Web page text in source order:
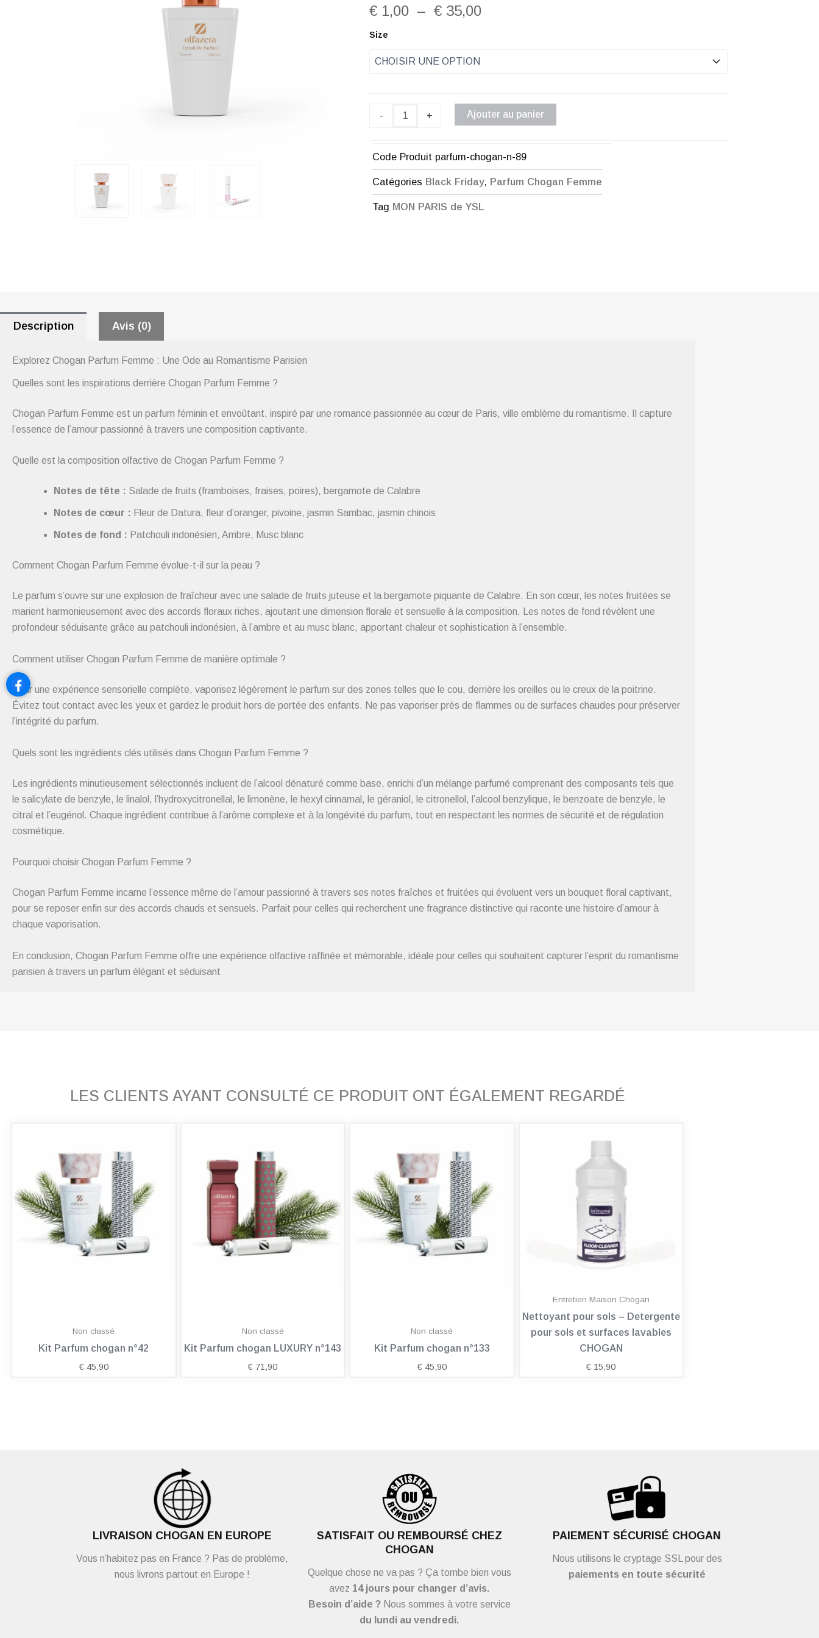
€ 1,00 – € 35,00Plage
à
€ 35,00
Size
-
quantité
Parfum
Chogan
+ Ajouter au panier
Code Produit parfum-chogan-n-89
Catégories Black Friday, Parfum Chogan Femme
Tag MON PARIS de YSL
Description Avis (0)
Explorez Chogan Parfum Femme : Une Ode au Romantisme Parisien
Quelles sont les inspirations derrière Chogan Parfum Femme ?
Chogan Parfum Femme est un parfum féminin et envoûtant, inspiré par une romance passionnée au cœur de Paris, ville emblème du romantisme. Il capture
l’essence de l’amour passionné à travers une composition captivante.
Quelle est la composition olfactive de Chogan Parfum Femme ?
Notes de tête : Salade de fruits (framboises, fraises, poires), bergamote de Calabre
Notes de cœur : Fleur de Datura, fleur d’oranger, pivoine, jasmin Sambac, jasmin chinois
Notes de fond : Patchouli indonésien, Ambre, Musc blanc
Comment Chogan Parfum Femme évolue-t-il sur la peau ?
Le parfum s’ouvre sur une explosion de fraîcheur avec une salade de fruits juteuse et la bergamote piquante de Calabre. En son cœur, les notes fruitées se
marient harmonieusement avec des accords floraux riches, ajoutant une dimension florale et sensuelle à la composition. Les notes de fond révèlent une
profondeur séduisante grâce au patchouli indonésien, à l’ambre et au musc blanc, apportant chaleur et sophistication à l’ensemble.
Comment utiliser Chogan Parfum Femme de manière optimale ?
Pour une expérience sensorielle complète, vaporisez légèrement le parfum sur des zones telles que le cou, derrière les oreilles ou le creux de la poitrine.
Évitez tout contact avec les yeux et gardez le produit hors de portée des enfants. Ne pas vaporiser près de flammes ou de surfaces chaudes pour préserver
l’intégrité du parfum.
Quels sont les ingrédients clés utilisés dans Chogan Parfum Femme ?
Les ingrédients minutieusement sélectionnés incluent de l’alcool dénaturé comme base, enrichi d’un mélange parfumé comprenant des composants tels que
le salicylate de benzyle, le linalol, l’hydroxycitronellal, le limonène, le hexyl cinnamal, le géraniol, le citronellol, l’alcool benzylique, le benzoate de benzyle, le
citral et l’eugénol. Chaque ingrédient contribue à l’arôme complexe et à la longévité du parfum, tout en respectant les normes de sécurité et de régulation
cosmétique.
Pourquoi choisir Chogan Parfum Femme ?
Chogan Parfum Femme incarne l’essence même de l’amour passionné à travers ses notes fraîches et fruitées qui évoluent vers un bouquet floral captivant,
pour se reposer enfin sur des accords chauds et sensuels. Parfait pour celles qui recherchent une fragrance distinctive qui raconte une histoire d’amour à
chaque vaporisation.
En conclusion, Chogan Parfum Femme offre une expérience olfactive raffinée et mémorable, idéale pour celles qui souhaitent capturer l’esprit du romantisme
parisien à travers un parfum élégant et séduisant
LES CLIENTS AYANT CONSULTÉ CE PRODUIT ONT ÉGALEMENT REGARDÉ
Non classé
Kit Parfum chogan n°42
€ 45,90
Non classé
Kit Parfum chogan LUXURY n°143
€ 71,90
Non classé
Kit Parfum chogan n°133
€ 45,90
Entretien Maison Chogan
Nettoyant pour sols – Detergente
pour sols et surfaces lavables
CHOGAN
€ 15,90
LIVRAISON CHOGAN EN EUROPE
Vous n’habitez pas en France ? Pas de problème,
nous livrons partout en Europe !
SATISFAIT OU REMBOURSÉ CHEZ
CHOGAN
Quelque chose ne va pas ? Ça tombe bien vous
avez 14 jours pour changer d’avis.
Besoin d’aide ?Nous sommes à votre service
du lundi au vendredi.
PAIEMENT SÉCURISÉ CHOGAN
Nous utilisons le cryptage SSL pour des
paiements en toute sécurité